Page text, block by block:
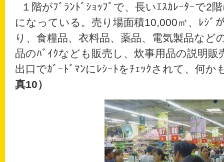
１階がﾌﾞﾗﾝﾄﾞｼｮｯﾌﾟで、長いｴｽｶﾚｰﾀｰで2
になっている。売り場面積10,000㎡、ﾚｼﾞ
り、食糧品、衣料品、薬品、電気製品など
品のﾊﾞｲｸなども販売し、炊事用品の説明
出口でｶﾞｰﾄﾞﾏﾝにﾚｼｰﾄをﾁｪｯｸされて、何
真10）